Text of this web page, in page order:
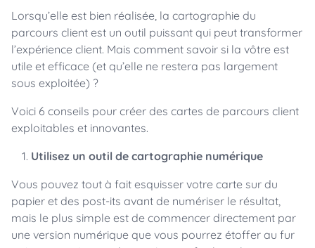
Lorsqu’elle est bien réalisée, la cartographie du
parcours client est un outil puissant qui peut transformer
l’expérience client. Mais comment savoir si la vôtre est
utile et efficace (et qu’elle ne restera pas largement
sous exploitée) ?
Voici 6 conseils pour créer des cartes de parcours client
exploitables et innovantes.
Utilisez un outil de cartographie numérique
Vous pouvez tout à fait esquisser votre carte sur du
papier et des post-its avant de numériser le résultat,
mais le plus simple est de commencer directement par
une version numérique que vous pourrez étoffer au fur